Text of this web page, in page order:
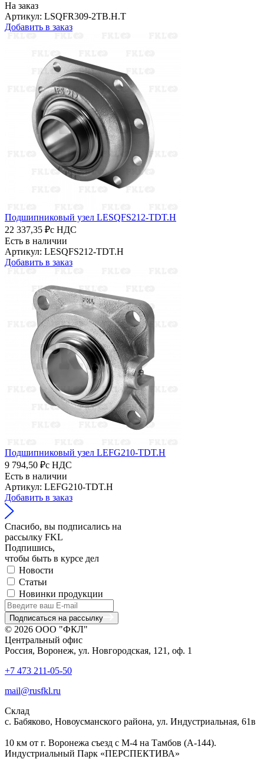
На заказ
Артикул: LSQFR309-2TB.H.T
Добавить в заказ
Подшипниковый узел LESQFS212-TDT.H
22 337,35 ₽с НДС
Есть в наличии
Артикул: LESQFS212-TDT.H
Добавить в заказ
Подшипниковый узел LEFG210-TDT.H
9 794,50 ₽с НДС
Есть в наличии
Артикул: LEFG210-TDT.H
Добавить в заказ
Спасибо, вы подписались на
рассылку FKL
Подпишись,
чтобы быть в курсе дел
Новости
Статьи
Новинки продукции
Подписаться на рассылку
© 2026 ООО "ФКЛ"
Центральный офис
Россия, Воронеж, ул. Новгородская, 121, оф. 1
+7 473 211-05-50
mail@rusfkl.ru
Склад
с. Бабяково, Новоусманского района, ул. Индустриальная, 61в
10 км от г. Воронежа съезд с М-4 на Тамбов (А-144).
Индустриальный Парк «ПЕРСПЕКТИВА»